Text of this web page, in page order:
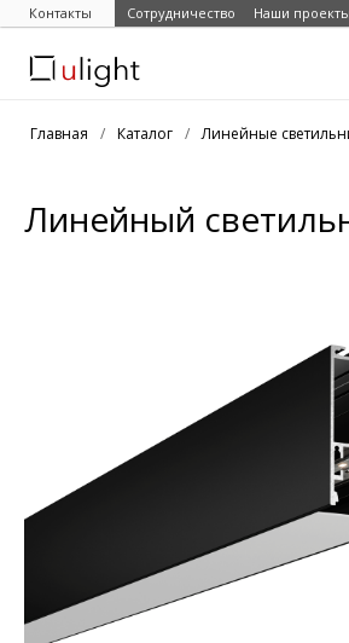
Контакты Сотрудничество Наши проекты
Главная / Каталог / Линейные
Линейный